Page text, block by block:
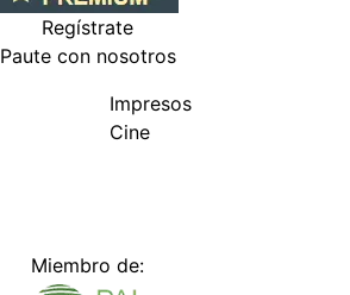
Regístrate
Paute con nosotros
Impresos
Cine
Miembro de: